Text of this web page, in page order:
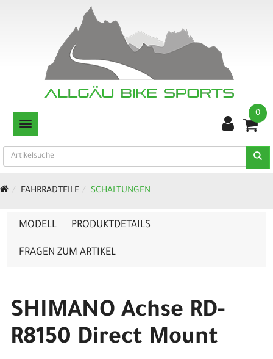
TOGGLE NAVIGATION
0
FAHRRADTEILE SCHALTUNGEN
MODELL PRODUKTDETAILS
FRAGEN ZUM ARTIKEL
SHIMANO Achse RD-
R8150 Direct Mount